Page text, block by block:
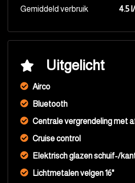
Gemiddeld verbruik
4.5
Uitgelicht
Airco
Bluetooth
Centrale vergrendeling met
Cruise control
Elektrisch glazen schuif-/
Lichtmetalen velgen 16"